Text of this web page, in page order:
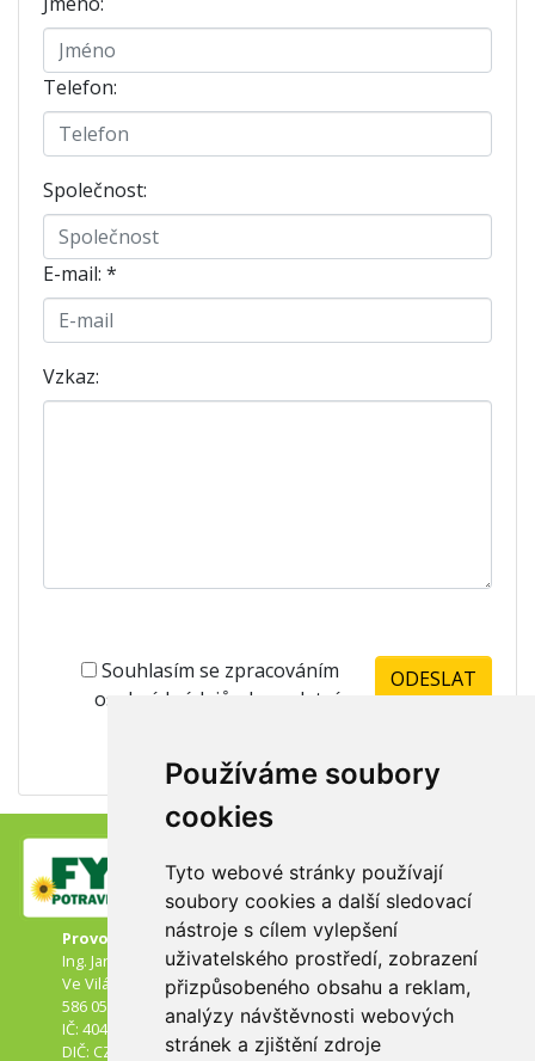
Používáme soubory
cookies
Tyto webové stránky používají
soubory cookies a další sledovací
nástroje s cílem vylepšení
uživatelského prostředí, zobrazení
přizpůsobeného obsahu a reklam,
analýzy návštěvnosti webových
stránek a zjištění zdroje
Telefon:
Společnost:
E-mail: *
Vzkaz:
Souhlasím se zpracováním
osobních údajů - kompletní
Provozovatel:
Ing. Jaroslav Drejček
Ve Vilách 3
586 05 Jihlava
IČ: 40471624
DIČ: CZ6203270062